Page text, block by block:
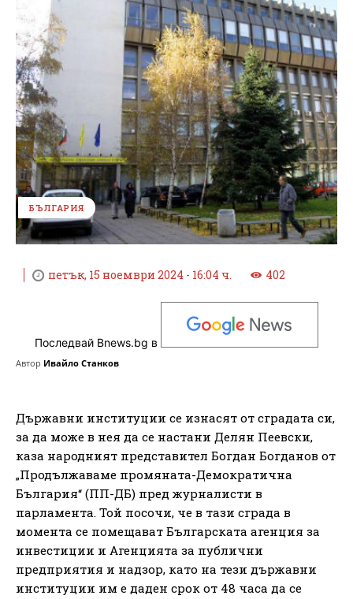
БЪЛГАРИЯ
петък, 15 ноември 2024 - 16:04 ч. 402
Последвай Bnews.bg в
Автор Ивайло Станков
Държавни институции се изнасят от сградата си,
за да може в нея да се настани Делян Пеевски,
каза народният представител Богдан Богданов от
„Продължаваме промяната-Демократична
България“ (ПП-ДБ) пред журналисти в
парламента. Той посочи, че в тази сграда в
момента се помещават Българската агенция за
инвестиции и Агенцията за публични
предприятия и надзор, като на тези държавни
институции им е даден срок от 48 часа да се